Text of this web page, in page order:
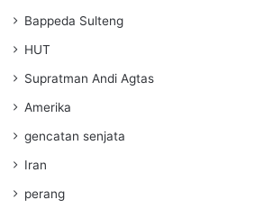
Bappeda Sulteng
HUT
Supratman Andi Agtas
Amerika
gencatan senjata
Iran
perang